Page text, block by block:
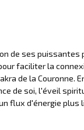
de ses puissantes
faciliter la
de la Couronne.
de soi, l'éveil
flux d'énergie